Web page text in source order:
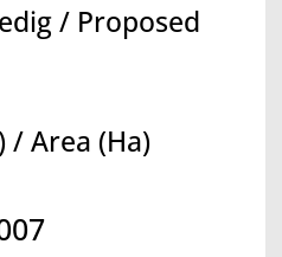
/ Proposed
/ Area (Ha)